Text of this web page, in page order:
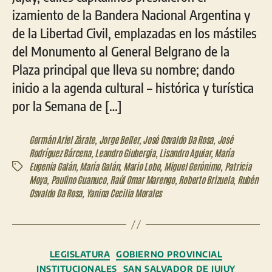
izamiento de la Bandera Nacional Argentina y
de la Libertad Civil, emplazadas en los mástiles
del Monumento al General Belgrano de la
Plaza principal que lleva su nombre; dando
inicio a la agenda cultural – histórica y turística
por la Semana de […]
Etiquetas
Germán Ariel Zárate, Jorge Beller,José Osvaldo Da Rosa, José
Rodríguez Bárcena, Leandro Giubergia, Lisandro Aguiar,María
Eugenia Galán, María Galán, Mario Lobo, Miguel Gerónimo, Patricia
Moya, Paulino Guanuco, Raúl Omar Marengo, Roberto Brizuela, Rubén
Osvaldo Da Rosa, Yanina Cecilia Morales
Categorías
LEGISLATURA
GOBIERNO PROVINCIAL
INSTITUCIONALES
SAN SALVADOR DE JUJUY